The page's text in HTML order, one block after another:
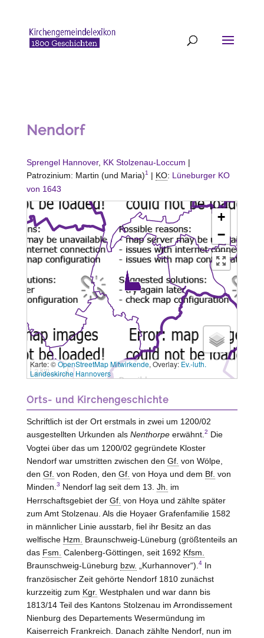
Nendorf
Sprengel Hannover, KK Stolzenau-Loccum |
Patrozinium: Martin (und Maria)1 | KO: Lüneburger KO
von 1643
+
−
3 km
Karte: ©OpenStreetMap Mitwirkende, Overlay: Ev.-luth.
Landeskirche Hannovers
Orts- und Kirchengeschichte
Schriftlich ist der Ort erstmals in zwei um 1200/02
ausgestellten Urkunden als Nenthorpeerwähnt. 2 Die
Vogtei über das um 1200/02 gegründete Kloster
Nendorfwar umstritten zwischen den Gf. von Wölpe,
den Gf. von Roden , den Gf. von Hoya und dem Bf. von
Minden 3 Nendorf lag seit dem 13. Jh.
im
Herrschaftsgebiet der Gf. von Hoya und zählte später
zum Amt Stolzenau . Als die Hoyaer Grafenfamilie 1582
in männlicher Linie ausstarb, fiel ihr Besitz an das
welfische Hzm. Braunschweig-Lüneburg (größtenteils an
das Fsm. Calenberg-Göttingen, seit 1692 Kfsm.
Braunschweig-Lüneburg bzw. „Kurhannover“). 4In
französischer Zeit gehörte Nendorf 1810 zunächst
kurzzeitig zum Kgr. Westphalen und war dann bis
1813/14 Teil des Kantons Stolzenau im Arrondissement
Nienburg des Departements Wesermündung im
Kaiserreich Frankreich. Danach zählte Nendorf, nun im